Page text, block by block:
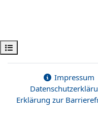
Abrir índice da disciplina
Impressum
Erklärung zur